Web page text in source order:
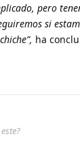
pero
si
ha